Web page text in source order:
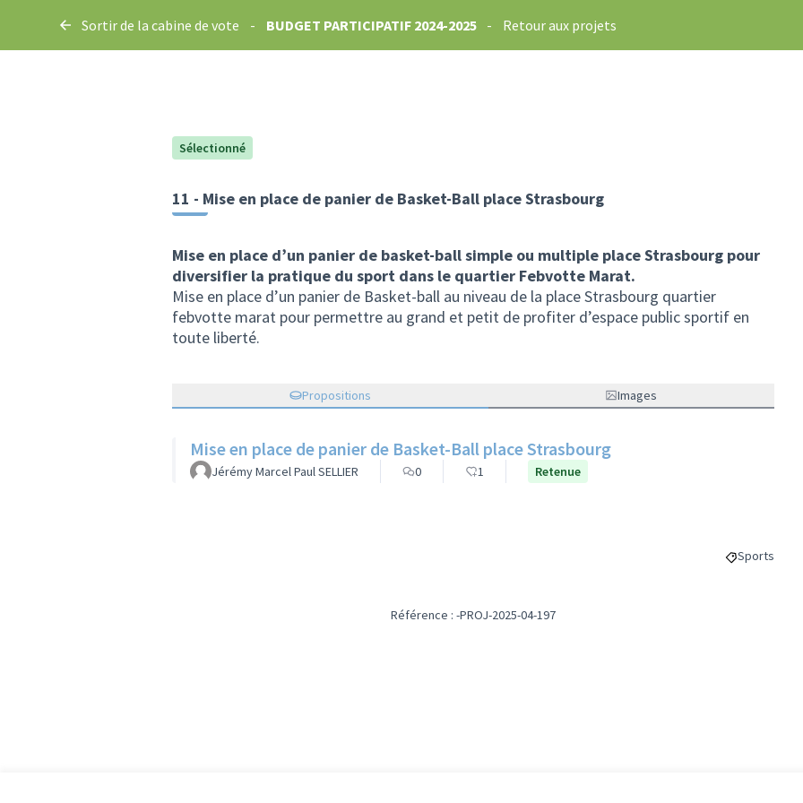
Sortir de la cabine de vote - BUDGET PARTICIPATIF 2024-2025 - Retour aux projets
Sélectionné
11 - Mise en place de panier de Basket-Ball place Strasbourg
Mise en place d’un panier de basket-ball simple ou multiple place Strasbourg pour
diversifier la pratique du sport dans le quartier Febvotte Marat.
Mise en place d’un panier de Basket-ball au niveau de la place Strasbourg quartier
febvotte marat pour permettre au grand et petit de profiter d’espace public sportif en
toute liberté.
Propositions Images
Mise en place de panier de Basket-Ball place Strasbourg
Jérémy Marcel Paul SELLIER 0 1 Retenue
Filtrer les
Sports
Référence : -PROJ-2025-04-197